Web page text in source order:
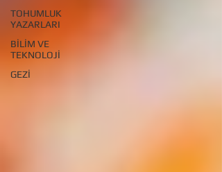
TOHUMLUK
YAZARLARI
BİLİM VE
TEKNOLOJİ
GEZİ